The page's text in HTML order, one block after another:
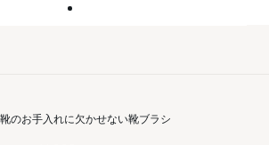
のお手入れに欠かせない靴ブラシ